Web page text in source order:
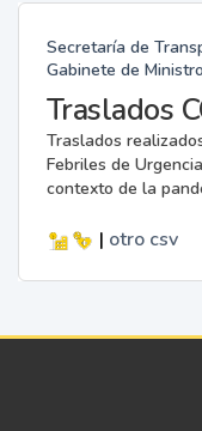
Secretaría de
Gabinete de
Traslados
Traslados
Febriles de
contexto de la
| otro csv